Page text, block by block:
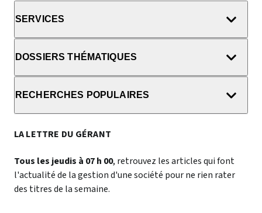
SERVICES
DOSSIERS THÉMATIQUES
RECHERCHES POPULAIRES
LA LETTRE DU GÉRANT
Tous les jeudis à 07 h 00, retrouvez les articles qui font
l'actualité de la gestion d'une société pour ne rien rater
des titres de la semaine.